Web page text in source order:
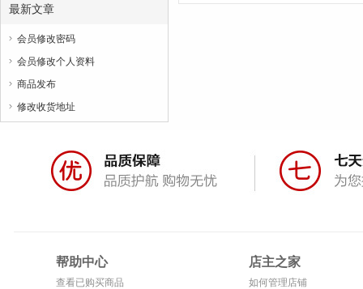
最新文章
 会员修改密码
 会员修改个人资料
 商品发布
 修改收货地址
帮助中心
查看已购买商品
店主之家
如何管理店铺